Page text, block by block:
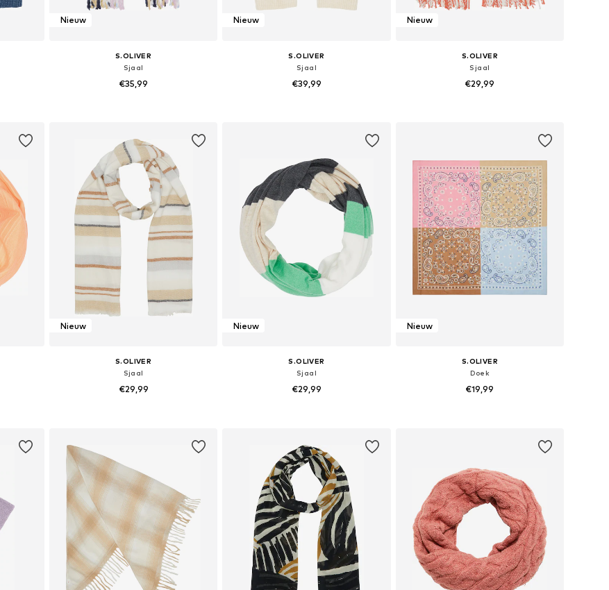
Nieuw
S.OLIVER
Sjaal
€35,99
Nieuw
S.OLIVER
Sjaal
€39,99
Nieuw
S.OLIVER
Sjaal
€29,99
Nieuw
S.OLIVER
Sjaal
€29,99
Nieuw
S.OLIVER
Sjaal
€29,99
Nieuw
S.OLIVER
Doek
€19,99